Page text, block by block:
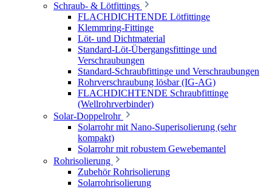
Schraub- & Lötfittings
FLACHDICHTENDE Lötfittinge
Klemmring-Fittinge
Löt- und Dichtmaterial
Standard-Löt-Übergangsfittinge und
Verschraubungen
Standard-Schraubfittinge und Verschraubungen
Rohrverschraubung lösbar (IG-AG)
FLACHDICHTENDE Schraubfittinge
(Wellrohrverbinder)
Solar-Doppelrohr
Solarrohr mit Nano-Superisolierung (sehr
kompakt)
Solarrohr mit robustem Gewebemantel
Rohrisolierung
Zubehör Rohrisolierung
Solarrohrisolierung